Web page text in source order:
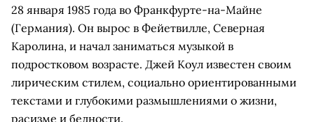
28 января 1985 года во Франкфурте-на-Майне
(Германия). Он вырос в Фейетвилле, Северная
Каролина, и начал заниматься музыкой в
подростковом возрасте. Джей Коул известен своим
лирическим стилем, социально ориентированными
текстами и глубокими размышлениями о жизни,
расизме и бедности.